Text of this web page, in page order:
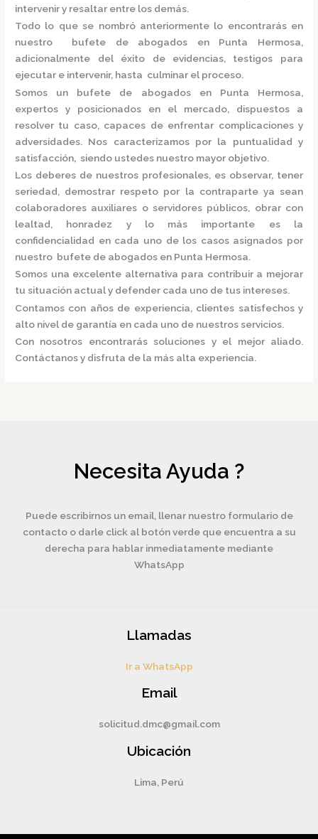
intervenir y resaltar entre los demás.
Todo lo que se nombró anteriormente lo encontrarás en
nuestro
bufete de abogados en Punta Hermosa,
adicionalmente del éxito de evidencias, testigos para
ejecutar e intervenir, hasta culminar el proceso.
Somos un bufete de abogados en Punta Hermosa,
expertos y posicionados en el mercado, dispuestos a
resolver tu caso, capaces de enfrentar complicaciones y
adversidades. Nos caracterizamos por la puntualidad y
satisfacción, siendo ustedes nuestro mayor objetivo.
Los deberes de nuestros profesionales, es observar, tener
seriedad, demostrar respeto por la contraparte ya sean
colaboradores auxiliares o servidores públicos, obrar con
lealtad, honradez y lo más importante es la
confidencialidad en cada uno de los casos asignados por
nuestro bufete de abogados en Punta Hermosa.
Somos una excelente alternativa para contribuir a mejorar
tu situación actual y defender cada uno de tus intereses.
Contamos con años de experiencia, clientes satisfechos y
alto nivel de garantía en cada uno de nuestros servicios.
Con nosotros encontrarás soluciones y el mejor aliado.
Contáctanos y disfruta de la más alta experiencia.
Necesita Ayuda ?
Puede escribirnos un email, llenar nuestro formulario de
contacto o darle click al botón verde que encuentra a su
derecha para hablar inmediatamente mediante
WhatsApp
Llamadas
Ir a WhatsApp
Email
solicitud.dmc@gmail.com
Ubicación
Lima, Perú